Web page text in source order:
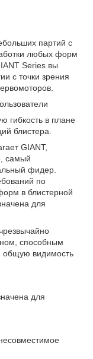
партий с
любых форм
Series вы
с точки зрения
гибкость в плане
блистера.
GIANT,
самый
фидер.
по
в блистерной
для
способным
общую видимость
для